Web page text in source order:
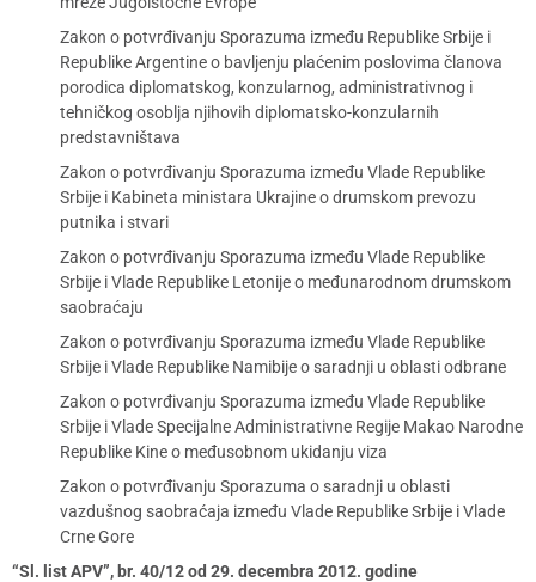
Zakon o potvrđivanju Sporazuma između Republike Srbije i
Republike Argentine o bavljenju plaćenim poslovima članova
porodica diplomatskog, konzularnog, administrativnog i
tehničkog osoblja njihovih diplomatsko-konzularnih
predstavništava
Zakon o potvrđivanju Sporazuma između Vlade Republike
Srbije i Kabineta ministara Ukrajine o drumskom prevozu
putnika i stvari
Zakon o potvrđivanju Sporazuma između Vlade Republike
Srbije i Vlade Republike Letonije o međunarodnom drumskom
saobraćaju
Zakon o potvrđivanju Sporazuma između Vlade Republike
Srbije i Vlade Republike Namibije o saradnji u oblasti odbrane
Zakon o potvrđivanju Sporazuma između Vlade Republike
Srbije i Vlade Specijalne Administrativne Regije Makao Narodne
Republike Kine o međusobnom ukidanju viza
Zakon o potvrđivanju Sporazuma o saradnji u oblasti
vazdušnog saobraćaja između Vlade Republike Srbije i Vlade
Crne Gore
“Sl. list APV”, br. 40/12 od 29. decembra 2012. godine